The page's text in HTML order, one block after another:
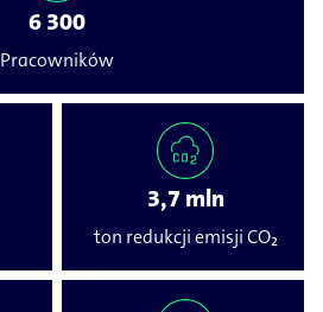
6 300
Pracowników
3,7 mln
ton redukcji emisji CO₂